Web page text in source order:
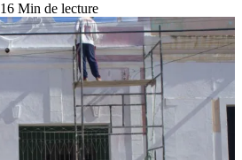
16 Min de lecture